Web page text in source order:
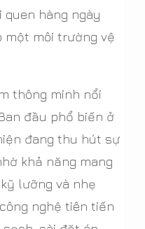
quen hàng ngày
một môi trường vệ
thông minh nổi
đầu phổ biến ở
đang thu hút sự
khả năng mang
lưỡng và nhẹ
nghệ tiên tiến